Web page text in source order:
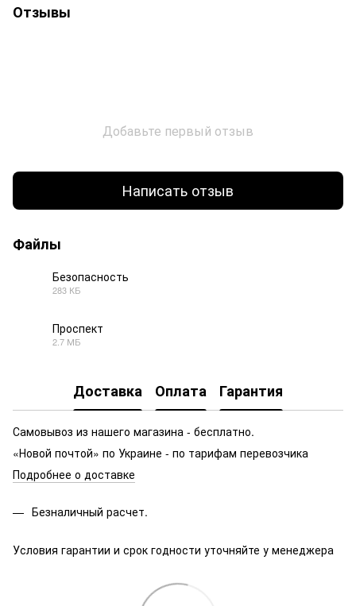
Отзывы
Добавьте первый отзыв
Написать отзыв
Файлы
Безопасность
283 КБ
Проспект
2.7 МБ
Доставка Оплата Гарантия
Самовывоз из нашего магазина - бесплатно.
«Новой почтой» по Украине - по тарифам перевозчика
Подробнее о доставке
Безналичный расчет.
Условия гарантии и срок годности уточняйте у менеджера